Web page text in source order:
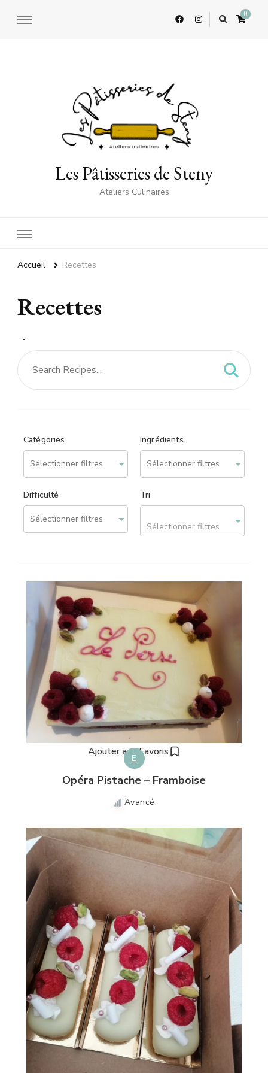
0
Les Pâtisseries de Steny
Ateliers Culinaires
Accueil Recettes
Recettes
Catégories Ingrédients
Difficulté Tri
Sélectionner filtres
Ajouter aux Favoris
E
Opéra Pistache – Framboise
Avancé